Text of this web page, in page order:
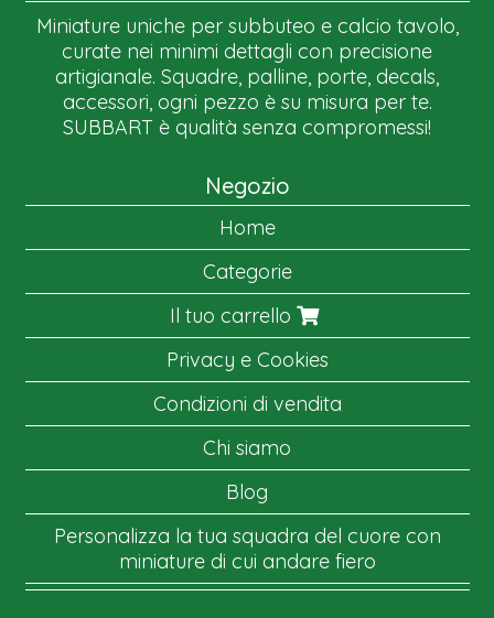
Miniature uniche per subbuteo e calcio tavolo,
curate nei minimi dettagli con precisione
artigianale. Squadre, palline, porte, decals,
accessori, ogni pezzo è su misura per te.
SUBBART è qualità senza compromessi!
Negozio
Home
Categorie
Il tuo carrello
Privacy e Cookies
Condizioni di vendita
Chi siamo
Blog
Personalizza la tua squadra del cuore con
miniature di cui andare fiero